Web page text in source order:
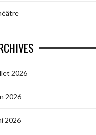
2026
2026
2026